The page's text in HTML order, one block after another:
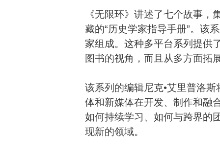
《无限环》讲述了七个故事
藏的“历史学家指导手册”。该
家组成。这种多平台系列提供
图书的视角，而且从多方面拓
该系列的编辑尼克•艾里普洛
体和新媒体在开发、制作和融
如何持续学习、如何与跨界的
现新的领域。